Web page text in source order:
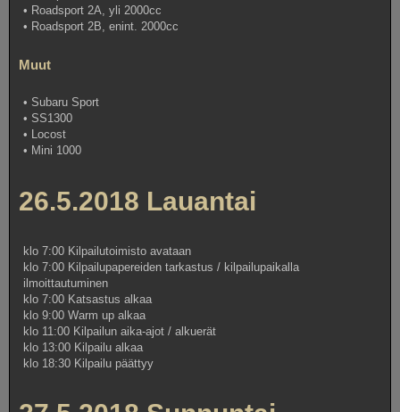
• Roadsport 2A, yli 2000cc
• Roadsport 2B, enint. 2000cc
Muut
• Subaru Sport
• SS1300
• Locost
• Mini 1000
26.5.2018 Lauantai
klo 7:00 Kilpailutoimisto avataan
klo 7:00 Kilpailupapereiden tarkastus / kilpailupaikalla
ilmoittautuminen
klo 7:00 Katsastus alkaa
klo 9:00 Warm up alkaa
klo 11:00 Kilpailun aika-ajot / alkuerät
klo 13:00 Kilpailu alkaa
klo 18:30 Kilpailu päättyy